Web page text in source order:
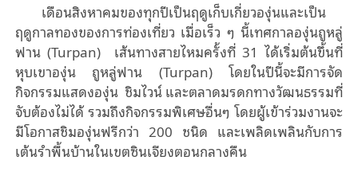
เดือนสิงหาคมของทุกปีเป็นฤดูเก็บเกี่ยวองุ่นและเป็น
ฤดูกาลทองของการท่องเที่ยว เมื่อเร็ว ๆ นี้เทศกาลองุ่นถูหลู่
ฟาน (Turpan) เส้นทางสายไหมครั้งที่ 31 ได้เริ่มต้นขึ้นที่
หุบเขาองุ่น ถูหลู่ฟาน (Turpan) โดยในปีนี้จะมีการจัด
กิจกรรมแสดงองุ่น ชิมไวน์ และตลาดมรดกทางวัฒนธรรมที่
จับต้องไม่ได้ รวมถึงกิจกรรมพิเศษอื่นๆ โดยผู้เข้าร่วมงานจะ
มีโอกาสชิมองุ่นฟรีกว่า 200 ชนิด และเพลิดเพลินกับการ
เต้นรําพื้นบ้านในเขตซินเจียงตอนกลางคืน